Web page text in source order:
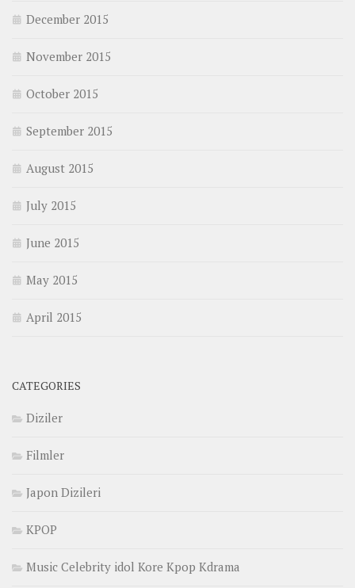
December 2015
November 2015
October 2015
September 2015
August 2015
July 2015
June 2015
May 2015
April 2015
CATEGORIES
Diziler
Filmler
Japon Dizileri
KPOP
Music Celebrity idol Kore Kpop Kdrama